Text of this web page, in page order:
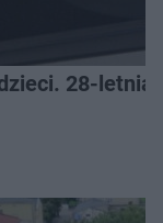
28-